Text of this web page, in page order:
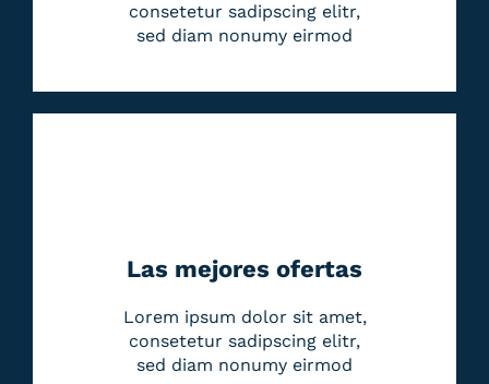
consetetur sadipscing elitr,
sed diam nonumy eirmod
Las mejores ofertas
Lorem ipsum dolor sit amet,
consetetur sadipscing elitr,
sed diam nonumy eirmod